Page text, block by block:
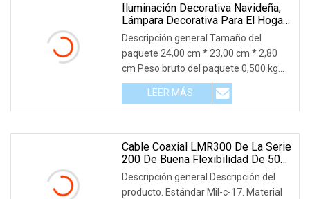
Iluminación Decorativa Navideña,
Lámpara Decorativa Para El Hogar,
Adorno Exterior, Foco Para Fiesta
De Boda, Decoración De Hadas,
Bombilla LED, Cadena De Luces
Descripción general Tamaño del
paquete 24,00 cm * 23,00 cm * 2,80
cm Peso bruto del paquete 0,500 kg
Descripción del producto Fotos
detalladas Certificaciones Perfil de la
empresa Nuestras ventajas Servicio
LEER MÁS
Cable Coaxial LMR300 De La Serie
200 De Buena Flexibilidad De 50
Ohmios
Descripción general Descripción del
producto. Estándar Mil-c-17. Material